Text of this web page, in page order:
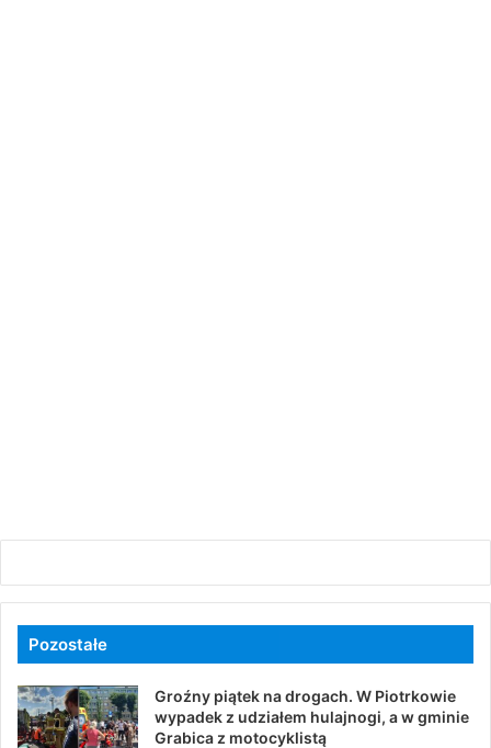
Pozostałe
Groźny piątek na drogach. W Piotrkowie
wypadek z udziałem hulajnogi, a w gminie
Grabica z motocyklistą